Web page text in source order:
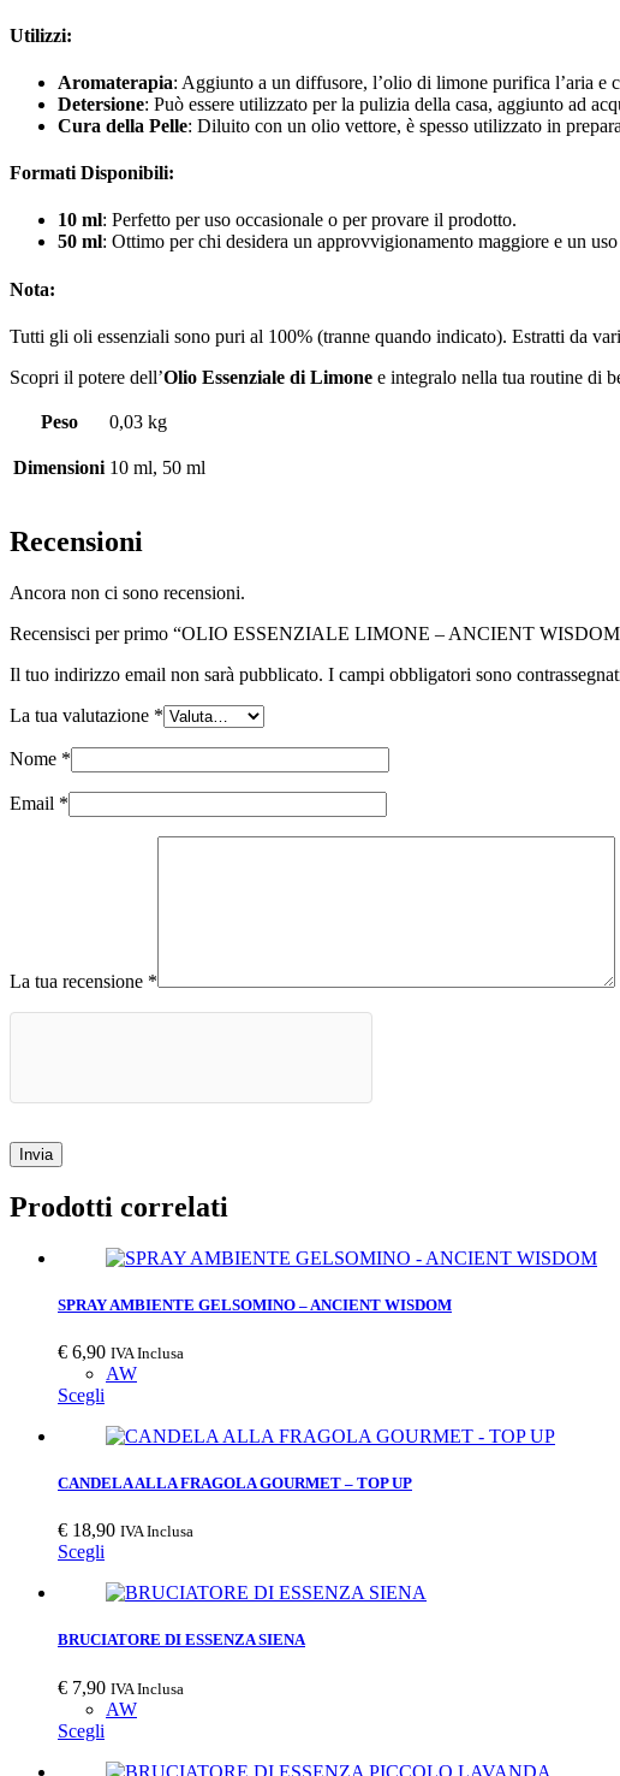
Utilizzi:
Aromaterapia: Aggiunto a un diffusore, l’olio di limone purifica l’aria e
Detersione: Può essere utilizzato per la pulizia della casa, aggiunto ad
Cura della Pelle: Diluito con un olio vettore, è spesso utilizzato in
Formati Disponibili:
10 ml: Perfetto per uso occasionale o per provare il prodotto.
50 ml: Ottimo per chi desidera un approvvigionamento maggiore e un
Nota:
Tutti gli oli essenziali sono puri al 100% (tranne quando indicato). Estratti da
Scopri il potere dell’Olio Essenziale di Limone e integralo nella tua routine di
Peso 0,03 kg
Dimensioni 10 ml, 50 ml
Recensioni
Ancora non ci sono recensioni.
Recensisci per primo “OLIO ESSENZIALE LIMONE – ANCIENT
Il tuo indirizzo email non sarà pubblicato. I campi obbligatori sono
La tua valutazione *
Nome *
Email *
La tua recensione *
Invia
Prodotti correlati
SPRAY AMBIENTE GELSOMINO – ANCIENT WISDOM
€ 6,90 IVA Inclusa
AW
Scegli
CANDELA ALLA FRAGOLA GOURMET – TOP UP
€ 18,90 IVA Inclusa
Scegli
BRUCIATORE DI ESSENZA SIENA
€ 7,90 IVA Inclusa
AW
Scegli